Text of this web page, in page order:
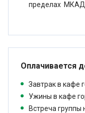
пределах
Оплачивается
Завтрак в кафе
Ужины в кафе
Встреча группы